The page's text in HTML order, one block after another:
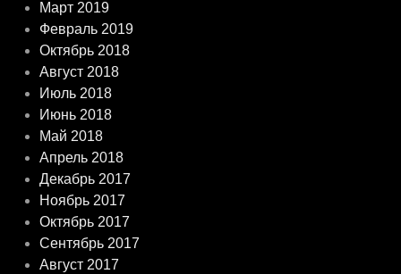
Март 2019
Февраль 2019
Октябрь 2018
Август 2018
Июль 2018
Июнь 2018
Май 2018
Апрель 2018
Декабрь 2017
Ноябрь 2017
Октябрь 2017
Сентябрь 2017
Август 2017